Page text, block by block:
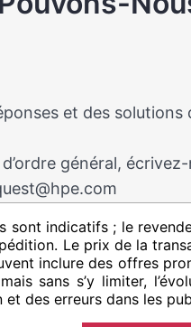
et des solutions
général, écrivez-
sont indicatifs ; le
Le prix de la
inclure des offres
sans s’y limiter,
des erreurs dans les